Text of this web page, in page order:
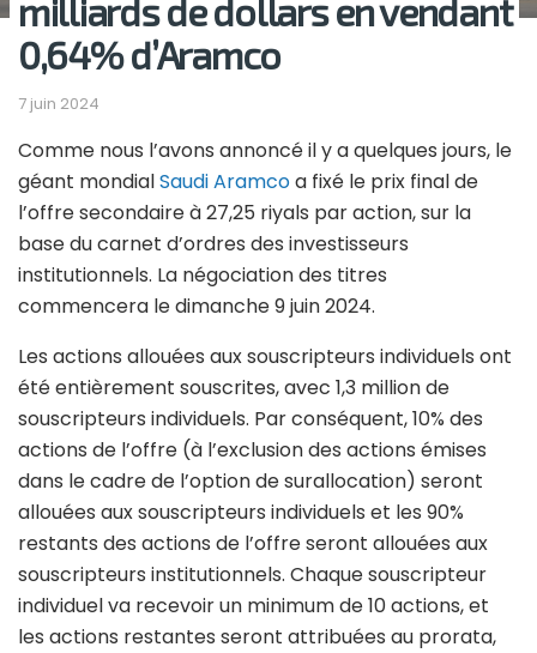
milliards de dollars en vendant
0,64% d’Aramco
7 juin 2024
Comme nous l’avons annoncé il y a quelques jours, le
géant mondialSaudi Aramcoa fixé le prix final de
l’offre secondaire à 27,25 riyals par action, sur la
base du carnet d’ordres des investisseurs
institutionnels. La négociation des titres
commencera le dimanche 9 juin 2024.
Les actions allouées aux souscripteurs individuels ont
été entièrement souscrites, avec 1,3 million de
souscripteurs individuels. Par conséquent, 10% des
actions de l’offre (à l’exclusion des actions émises
dans le cadre de l’option de surallocation) seront
allouées aux souscripteurs individuels et les 90%
restants des actions de l’offre seront allouées aux
souscripteurs institutionnels. Chaque souscripteur
individuel va recevoir un minimum de 10 actions, et
les actions restantes seront attribuées au prorata,